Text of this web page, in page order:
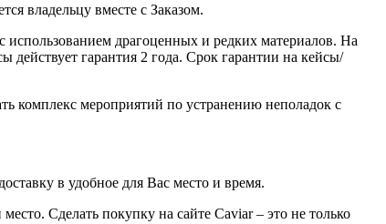
владельцу вместе с Заказом.
драгоценных и редких материалов. На
гарантия 2 года. Срок гарантии на кейсы/
комплекс мероприятий по устранению неполадок с
в удобное для Вас место и время.
Сделать покупку на сайте Caviar – это не только